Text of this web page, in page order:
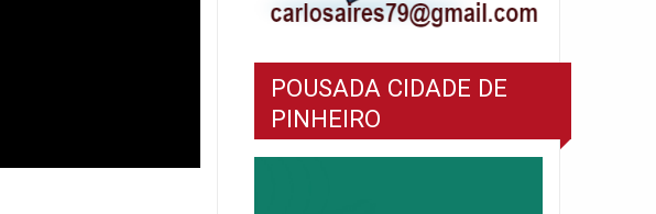
POUSADA CIDADE DE
PINHEIRO